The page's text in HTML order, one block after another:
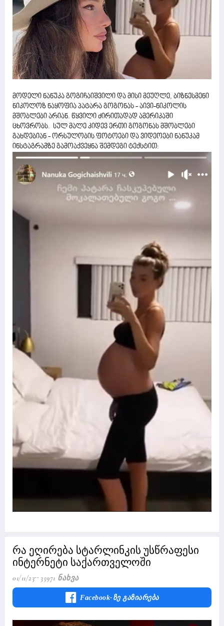
მოდელი ნანუკა გოგიჩაიშვილი და მისი მეუღლე, ბიზნესმენი
ნიკოლოზ ნაყოფია პატარა გოგონას - აივი-ნიკოლის
მშობლები არიან. წყვილი ძირითადად ამერიკაში
ცხოვრობს. სულ მალე კიდევ ერთი გოგონას მშობლები
გახდებიან - ორსულობის ფოტოები და ვიდეოები ნანუკამ
ინსტაგრამზე გამოაქვეყნა შემდეგი ტექსტით:
რა ეღირება სტარლინკის უსწრაფესი
ინტერნეტი საქართველოში
01/11/23 35971 Ნახვა
Facebook-Ზე Გაზიარება